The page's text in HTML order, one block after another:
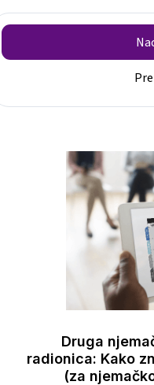
Druga
radionica: Kako
(za